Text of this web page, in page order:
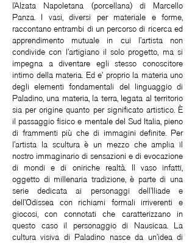
l’Alzata Napoletana (porcellana) di Marcello
Panza. I vasi, diversi per materiale e forme,
raccontano entrambi di un percorso di ricerca ed
apprendimento mutuale in cui l’artista non
condivide con l’artigiano il solo progetto, ma si
impegna a diventare egli stesso conoscitore
intimo della materia. Ed e’ proprio la materia uno
degli elementi fondamentali del linguaggio di
Paladino, una materia, la terra, legata al territorio
sia per origine quanto per significato artistico. È
il passaggio fisico e mentale del Sud Italia, pieno
di frammenti più che di immagini definite. Per
l’artista la scultura è un mezzo che amplia il
nostro immaginario di sensazioni e di evocazione
di mondi e di oniriche realtà. Il vaso infatti,
oggetto di millenaria tradizione, è parte di una
serie dedicata ai personaggi dell’Iliade e
dell’Odissea con richiami formali irriverenti e
giocosi, con connotati che caratterizzano in
questo caso il personaggio di Nausicaa. La
cultura visiva di Paladino nasce da un’idea di